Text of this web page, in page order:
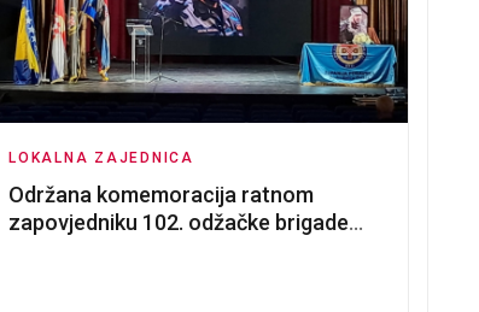
DANIMA
LOKALNA ZAJEDNICA
Održana komemoracija ratnom
zapovjedniku 102. odžačke brigade